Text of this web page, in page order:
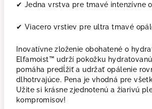
✔ Jedna vrstva pre tmavé intenzívne
✔ Viacero vrstiev pre ultra tmavé
Inovatívne zloženie obohatené o
Elfamoist™ udrží pokožku
pomáha predĺžiť a udržať opálenie
dlhotrvajúce. Pena je vhodná pre
Užite si krásne zjednotenú a žiarivú
kompromisov!